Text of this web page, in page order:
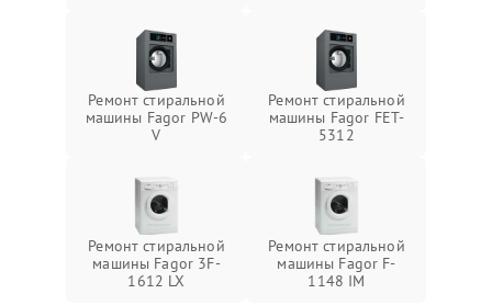
Ремонт стиральной
машины Fagor PW-6
V
Ремонт стиральной
машины Fagor FET-
5312
Ремонт стиральной
машины Fagor 3F-
1612 LX
Ремонт стиральной
машины Fagor F-
1148 IM